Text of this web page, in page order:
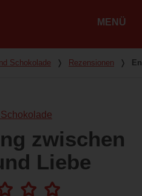
MENÜ
Schokolade ❭ Rezensionen ❭
zwischen
Liebe